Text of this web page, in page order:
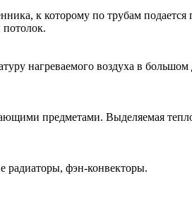
к которому по трубам
нагреваемого воздуха в
предметами. Выделяемая
радиаторы, фэн-конвекторы.